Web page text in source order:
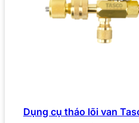
Dụng cụ tháo lõi van